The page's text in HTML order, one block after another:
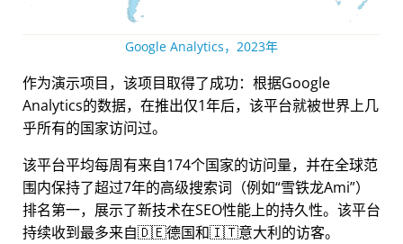
Google Analytics，2023年
作为演示项目，该项目取得了成功：根据Google
Analytics的数据，在推出仅1年后，该平台就被世界上几
乎所有的国家访问过。
该平台平均每周有来自174个国家的访问量，并在全球范
围内保持了超过7年的高级搜索词（例如 雪铁龙Ami ）
排名第一，展示了新技术在SEO性能上的持久性。该平台
持续收到最多来自🇩🇪德国和🇮🇹意大利的访客。